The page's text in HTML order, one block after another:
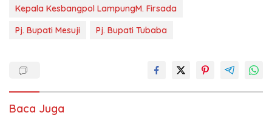
Kepala Kesbangpol LampungM. Firsada
Pj. Bupati Mesuji
Pj. Bupati Tubaba
Baca Juga